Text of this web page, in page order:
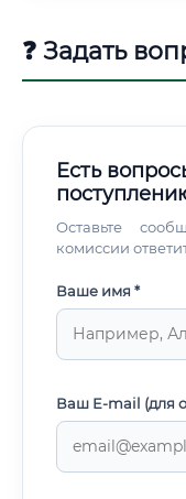
❓ Задать
Есть
Оставьте
комиссии
Ваше имя *
Ваш E-mail (для